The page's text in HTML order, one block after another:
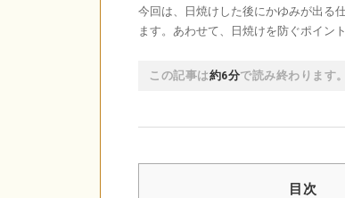
今回は、日焼けした後にかゆみが出る
ます。あわせて、日焼けを防ぐポイン
この記事は約6分で読み終わります。
目次